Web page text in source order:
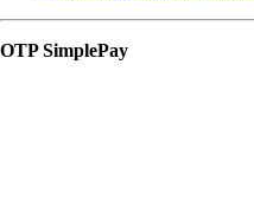
OTP SimplePay